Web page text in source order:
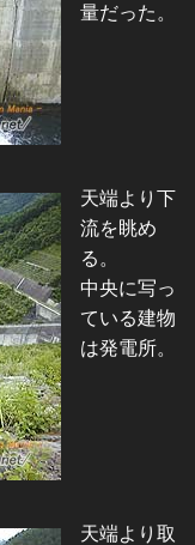
量だった。
天端より下
流を眺め
る。
中央に写っ
ている建物
は発電所。
天端より取